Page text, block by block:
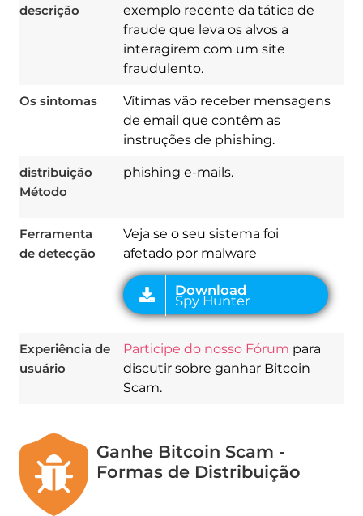
descrição
exemplo recente da tática de
fraude que leva os alvos a
interagirem com um site
fraudulento.
Os sintomas
Vítimas vão receber mensagens
de email que contêm as
instruções de phishing.
distribuição
Método
phishing e-mails.
Ferramenta
de detecção
Veja se o seu sistema foi
afetado por malware
Download
Experiência de
usuário
Participe do nosso Fórum para
discutir sobre ganhar Bitcoin
Scam.
Ganhe Bitcoin Scam -
Formas de Distribuição